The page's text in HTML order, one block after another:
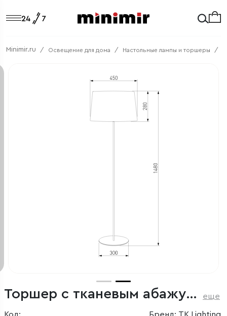
Minimir.ru Освещение для дома Настольные лампы и торшеры
Торшер с тканевым абажуром еще